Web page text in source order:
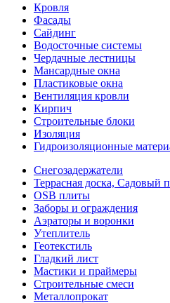
Кровля
Фасады
Сайдинг
Водосточные системы
Чердачные лестницы
Мансардные окна
Пластиковые окна
Вентиляция кровли
Кирпич
Строительные блоки
Изоляция
Гидроизоляционные
Снегозадержатели
Террасная доска, Садовый
OSB плиты
Заборы и ограждения
Аэраторы и воронки
Утеплитель
Геотекстиль
Гладкий лист
Мастики и праймеры
Строительные смеси
Металлопрокат